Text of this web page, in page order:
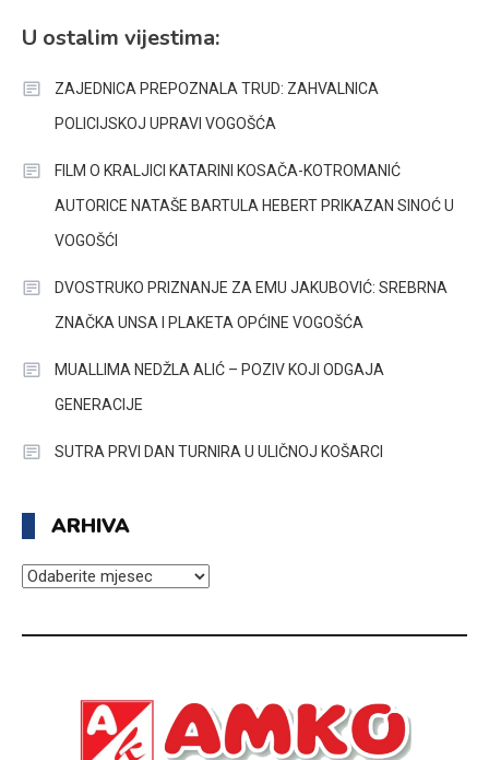
U ostalim vijestima:
ZAJEDNICA PREPOZNALA TRUD: ZAHVALNICA
POLICIJSKOJ UPRAVI VOGOŠĆA
FILM O KRALJICI KATARINI KOSAČA-KOTROMANIĆ
AUTORICE NATAŠE BARTULA HEBERT PRIKAZAN SINOĆ U
VOGOŠĆI
DVOSTRUKO PRIZNANJE ZA EMU JAKUBOVIĆ: SREBRNA
ZNAČKA UNSA I PLAKETA OPĆINE VOGOŠĆA
MUALLIMA NEDŽLA ALIĆ – POZIV KOJI ODGAJA
GENERACIJE
SUTRA PRVI DAN TURNIRA U ULIČNOJ KOŠARCI
ARHIVA
ARHIVA